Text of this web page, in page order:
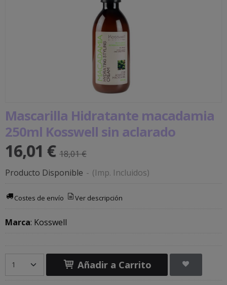
Mascarilla Hidratante macadamia
250ml Kosswell sin aclarado
16,01 € 18,01 €
Producto Disponible - (Imp. Incluidos)
Costes de envío Ver descripción
Marca: Kosswell
Añadir a Carrito